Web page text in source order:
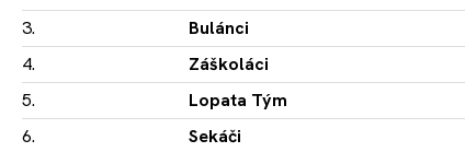
3.
Bulánci
4.
Záškoláci
5.
Lopata Tým
6.
Sekáči